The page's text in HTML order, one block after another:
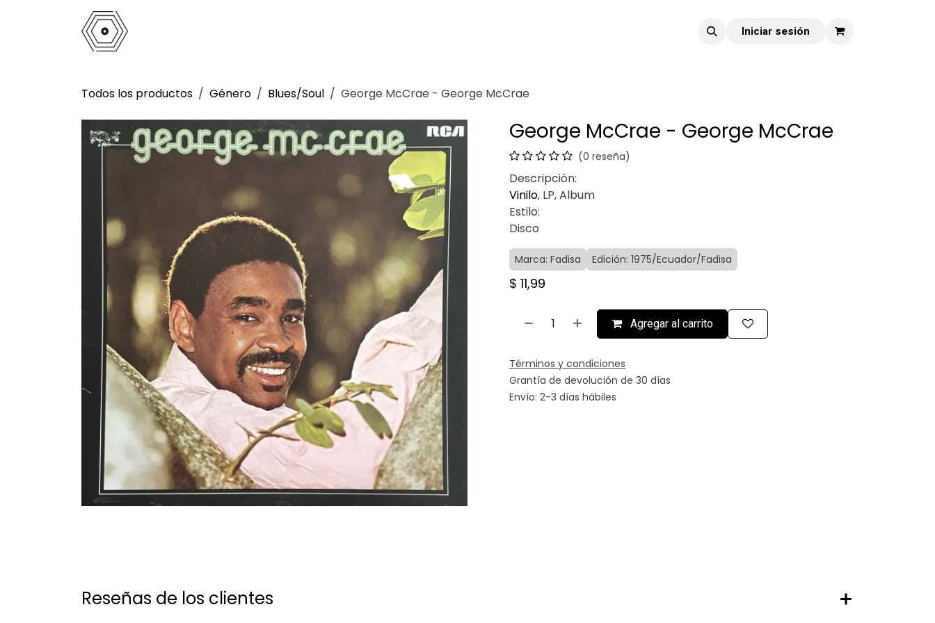
Iniciar sesión
Todos los productos Género Blues/Soul George McCrae - George McCrae
George McCrae - George McCrae
(0 reseña)
Descripción:
Vinilo, LP, Album
Estilo:
Disco
Marca: Fadisa Edición: 1975/Ecuador/Fadisa
$ 11,99
Agregar al carrito
Términos y condiciones
Grantía de devolución de 30 días
Envío: 2-3 días hábiles
Reseñas de los clientes